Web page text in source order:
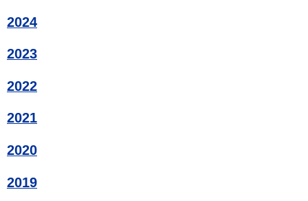
2024
2023
2022
2021
2020
2019